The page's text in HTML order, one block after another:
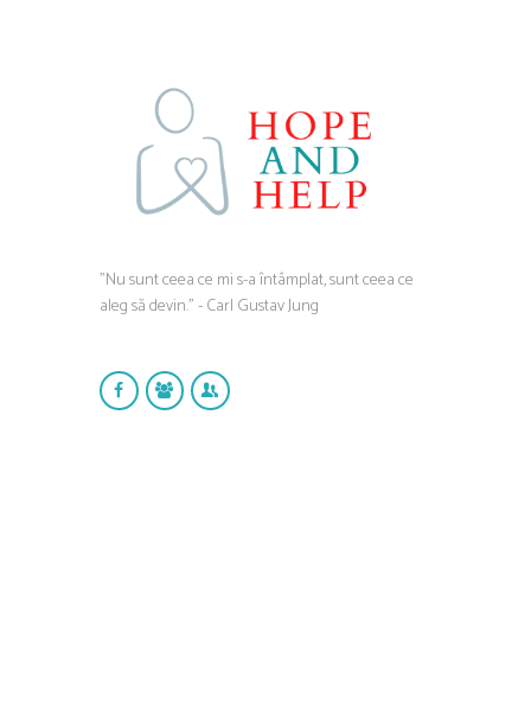
”Nu sunt ceea ce mi s-a întâmplat, sunt ceea ce
aleg să devin.” - Carl Gustav Jung